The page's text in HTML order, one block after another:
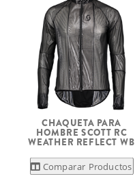
CHAQUETA PARA
HOMBRE SCOTT RC
WEATHER REFLECT WB
Comparar Productos